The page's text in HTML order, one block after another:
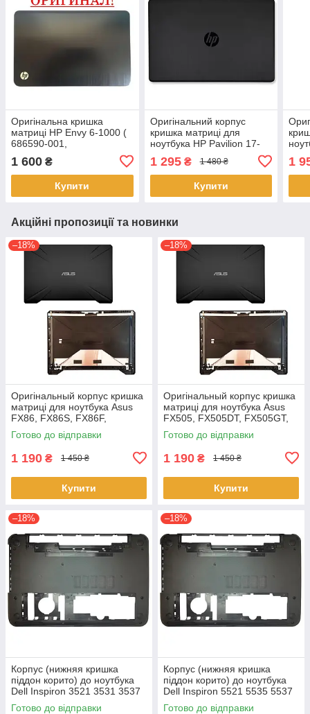
Оригінальна кришка
матриці HP Envy 6-1000 (
686590-001,
1 600 ₴
Купити
Оригінальний корпус
кришка матриці для
ноутбука HP Pavilion 17-
BS 17-BR 17-AK (933298-
001, 926490-001)
1 295₴ 1 480 ₴
Купити
BQ
1
Акційні пропозиції та новинки
–18%
Оригінальный корпус кришка
матриці для ноутбука Asus
FX86, FX86S, FX86F,
FX86SF Series
Готово до відправки
1 190 ₴ 1 450 ₴
Купити
–18%
Оригінальный корпус кришка
матриці для ноутбука Asus
FX505, FX505DT, FX505GT,
FX505GE, FX505GD,
FX505DD
Готово до відправки
1 190 ₴ 1 450 ₴
Купити
–18%
Корпус (нижняя кришка
піддон корито) до ноутбука
Dell Inspiron 3521 3531 3537
(0YXMG9, AP0ZG000200)
Готово до відправки
–18%
Корпус (нижняя кришка
піддон корито) до ноутбука
Dell Inspiron 5521 5535 5537
(0YXMG9, AP0ZG000200)
Готово до відправки